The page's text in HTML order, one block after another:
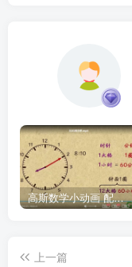
高斯数学小动画 配套小学1-6年级数学 课堂知识点动画教学视频MP4 百度网盘下载
上一篇